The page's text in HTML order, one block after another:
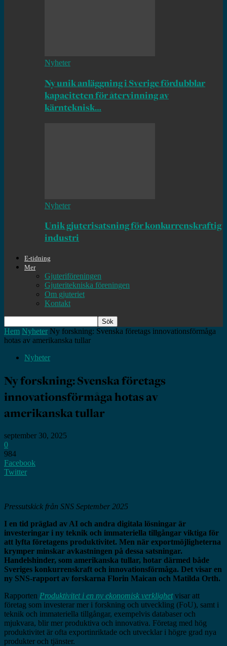
Nyheter
Ny unik anläggning i Sverige fördubblar
kapaciteten för återvinning av
kärnteknisk…
Nyheter
Unik gjuterisatsning för konkurrenskraftig
industri
E-tidning
Mer
Gjuteriföreningen
Gjuteritekniska föreningen
Om gjuteriet
Kontakt
Hem Nyheter Ny forskning: Svenska företags innovationsförmåga
hotas av amerikanska tullar
Nyheter
Ny forskning: Svenska företags
innovationsförmåga hotas av
amerikanska tullar
september 30, 2025
0
984
Facebook
Twitter
Pressutskick från SNS September 2025
I en tid präglad av AI och andra digitala lösningar är
investeringar i ny teknik och immateriella tillgångar viktiga för
att lyfta företagens produktivitet. Men när exportmöjligheterna
krymper minskar avkastningen på dessa satsningar.
Handelshinder, som amerikanska tullar, hotar därmed både
Sveriges konkurrenskraft och innovationsförmåga. Det visar en
ny SNS-rapport av forskarna Florin Maican och Matilda Orth.
Rapporten Produktivitet i en ny ekonomisk verklighetvisar att
företag som investerar mer i forskning och utveckling (FoU), samt i
teknik och immateriella tillgångar, exempelvis databaser och
mjukvara, blir mer produktiva och innovativa. Företag med hög
produktivitet är ofta exportinriktade och utvecklar i högre grad nya
produkter och tjänster.